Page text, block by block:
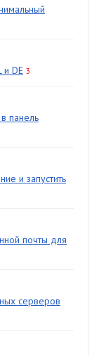
и DE 3
панель
и запустить
почты для
серверов